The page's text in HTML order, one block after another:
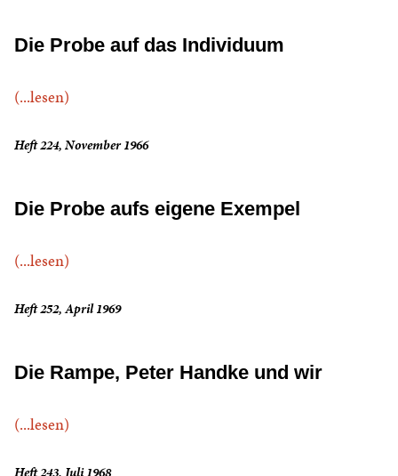
Die Probe auf das Individuum
(...lesen)
Heft 224, November 1966
Die Probe aufs eigene Exempel
(...lesen)
Heft 252, April 1969
Die Rampe, Peter Handke und wir
(...lesen)
Heft 243, Juli 1968